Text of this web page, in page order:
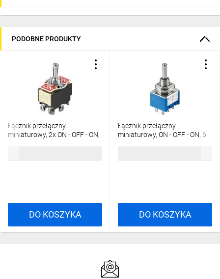
PODOBNE PRODUKTY
Łącznik przełączny
miniaturowy, 2x ON - OFF - ON,
DO KOSZYKA
Łącznik przełączny
miniaturowy, ON - OFF - ON, 6
DO KOSZYKA